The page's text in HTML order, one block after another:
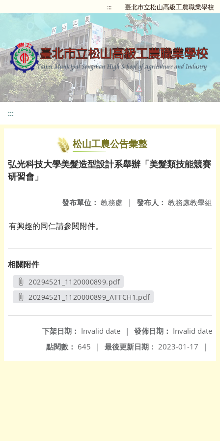
::: 臺北市立松山高級工農職業學校
:::
松山工農公告彙整
弘光科技大學美髮造型設計系舉辦「美髮類技能競賽
研習會」
發布人： 教務處教學組
發布單位： 教務處 |
有興趣的同仁請參閱附件。
相關附件
20294521_1120000899.pdf
另開新視窗
20294521_1120000899_ATTCH1.pdf
發佈日期： Invalid date
下架日期： Invalid date
|
最後更新日期： 2023-01-17 |
點閱數： 645 |